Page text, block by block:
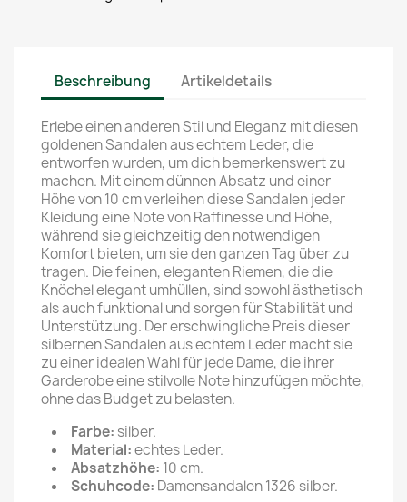
Beschreibung Artikeldetails
Erlebe einen anderen Stil und Eleganz mit diesen
goldenen Sandalen aus echtem Leder, die
entworfen wurden, um dich bemerkenswert zu
machen. Mit einem dünnen Absatz und einer
Höhe von 10 cm verleihen diese Sandalen jeder
Kleidung eine Note von Raffinesse und Höhe,
während sie gleichzeitig den notwendigen
Komfort bieten, um sie den ganzen Tag über zu
tragen. Die feinen, eleganten Riemen, die die
Knöchel elegant umhüllen, sind sowohl ästhetisch
als auch funktional und sorgen für Stabilität und
Unterstützung. Der erschwingliche Preis dieser
silbernen Sandalen aus echtem Leder macht sie
zu einer idealen Wahl für jede Dame, die ihrer
Garderobe eine stilvolle Note hinzufügen möchte,
ohne das Budget zu belasten.
Farbe: silber.
Material:echtes Leder.
Absatzhöhe: 10 cm.
Schuhcode: Damensandalen 1326 silber.